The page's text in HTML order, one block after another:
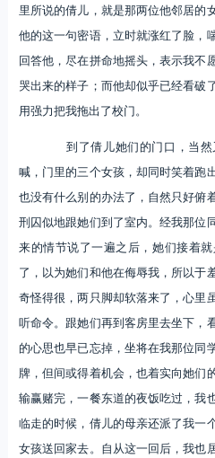
里所说的倩儿，就是那两位他邻居的
他的这一句密语，立时就涨红了脸，
回答他，尽在拼命地摇头，表示我不
哭出来的样子；而他却似乎已经看破
用强力把我拖出了校门。
到了倩儿她们的门口，当然
喊，门里的三个女孩，却同时笑着跑
也没有什么别的办法了，自然只好俯
刑囚似地跟她们到了室内。经我那位
来的情节说了一遍之后，她们接着
了，以为她们和他在侮辱我，所以于
奇怪得很，两只脚却软落来了，心里
听命令。跟她们再到客房里去坐下，
的心思也早已忘掉，坐将在我那位同
牌，但间或得着机会，也着实向她们
输赢赌完，一餐东道的夜饭吃过，我
临走的时候，倩儿的母亲还派了我一
女孩送回家去。自从这一回后，我也